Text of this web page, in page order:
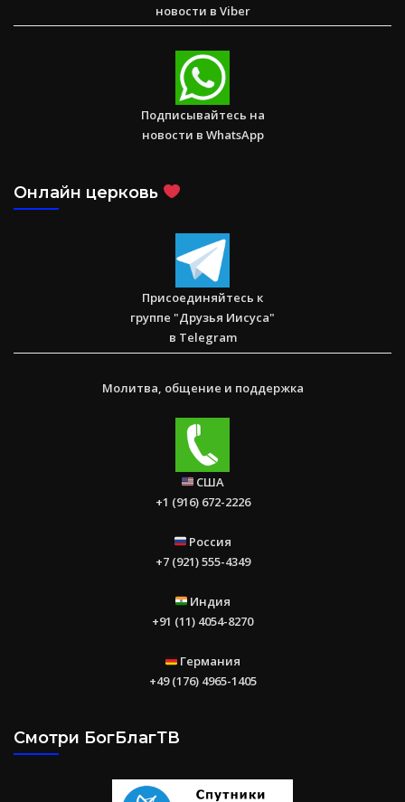
1 Послание к Коринфянам
новости в Viber
Подписывайтесь на
новости в WhatsApp
Онлайн церковь
Присоединяйтесь к
группе "Друзья Иисуса"
в Telegram
Молитва, общение и поддержка
США
+1 (916) 672-2226
Россия
+7 (921) 555-4349
Индия
+91 (11) 4054-8270
Германия
+49 (176) 4965-1405
Смотри БогБлагТВ